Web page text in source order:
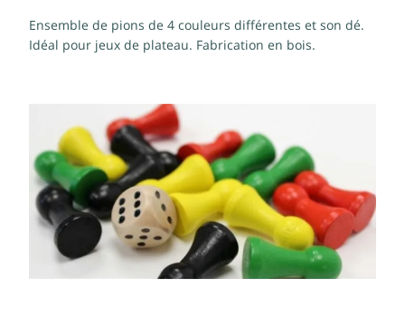
Ensemble de pions de 4 couleurs différentes et son dé.
Idéal pour jeux de plateau. Fabrication en bois.